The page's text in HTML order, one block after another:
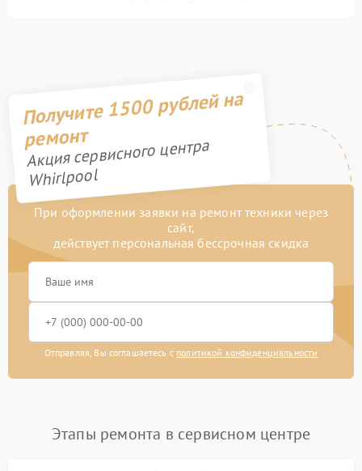
Получите 1500 рублей на
ремонт
Акция сервисного центра
Whirlpool
При оформлении заявки на ремонт техники через
сайт,
действует персональная бессрочная скидка
Отправляя, Вы соглашаетесь с политикой конфиденциальности
Этапы ремонта в сервисном центре